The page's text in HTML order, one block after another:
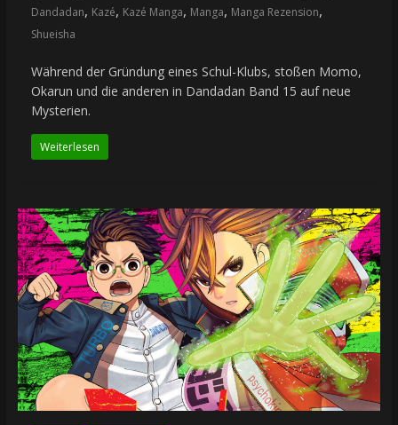
Dandadan, Kazé, Kazé Manga, Manga, Manga Rezension,
Shueisha
Während der Gründung eines Schul-Klubs, stoßen Momo,
Okarun und die anderen in Dandadan Band 15 auf neue
Mysterien.
Weiterlesen